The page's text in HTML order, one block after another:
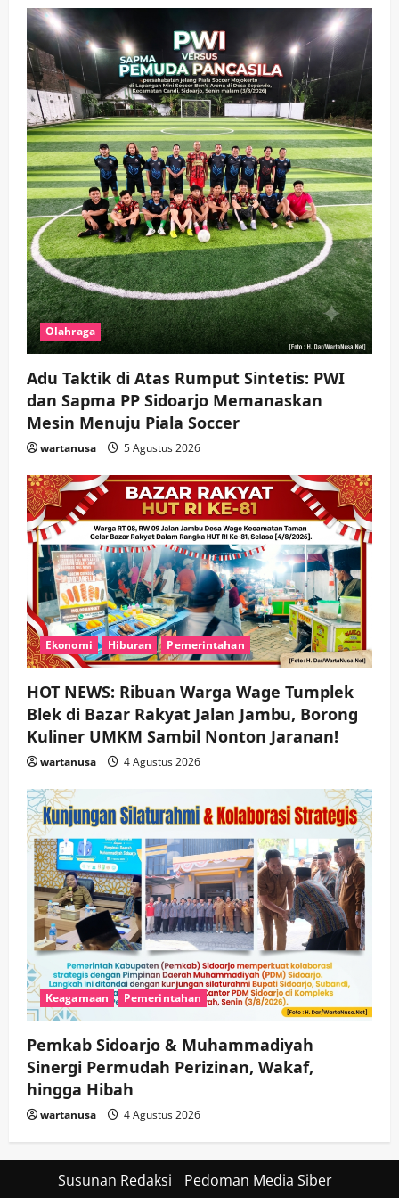
5
Keagamaan Pemerintahan
Hadir di Pengajian Qurrota A’yun,
Wabup Sidoarjo Minta Doa Jamaah
Agar Tetap Amanah Memimpin
wartanusa 4 Agustus 2026
Olahraga
Adu Taktik di Atas Rumput Sintetis: PWI
dan Sapma PP Sidoarjo Memanaskan
Mesin Menuju Piala Soccer
wartanusa 5 Agustus 2026
Ekonomi Hiburan Pemerintahan
HOT NEWS: Ribuan Warga Wage Tumplek
Blek di Bazar Rakyat Jalan Jambu, Borong
Kuliner UMKM Sambil Nonton Jaranan!
wartanusa 4 Agustus 2026
Keagamaan Pemerintahan
Pemkab Sidoarjo & Muhammadiyah
Sinergi Permudah Perizinan, Wakaf,
hingga Hibah
wartanusa 4 Agustus 2026
Susunan Redaksi
Pedoman Media Siber